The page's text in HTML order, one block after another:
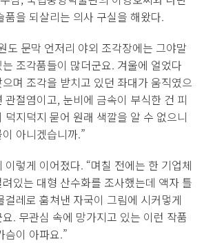
품을 되살리는 의사 구실을 해왔다.
도 문막 언저리 야외 조각장에는 그야말
조각품들이 많더군요. 겨울에 얼었다
며 조각을 받치고 있던 좌대가 움직였으
관절염이고, 눈비에 금속이 부식한 건 피
덕지덕지 묻어 원래 색깔을 알 수 없으니
아니겠습니까.”
이렇게 이어졌다. “며칠 전에는 한 기업체
있는 대형 산수화를 조사했는데 액자 틀
걸레로 훔쳐낸 자국이 그림에 시커멓게
. 무관심 속에 망가지고 있는 이런 작품
슴이 아파요.”